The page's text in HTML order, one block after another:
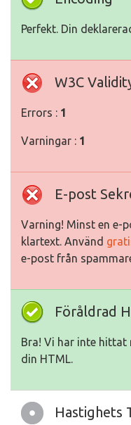
Perfekt. Din
W3C
Errors : 1
Varningar : 1
E-post
Varning! Minst en e-
klartext. Använd
e-post från
Föråldrad
Bra! Vi har inte
din HTML.
Hastighets